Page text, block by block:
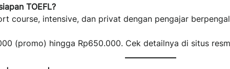
TOEFL?
course, intensive, dan privat dengan pengajar
(promo) hingga Rp650.000. Cek detailnya di situs